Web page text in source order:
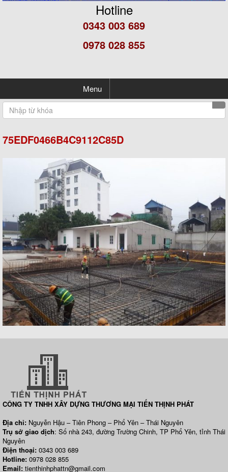
Hotline
0343 003 689
0978 028 855
Menu
75EDF0466B4C9112C85D
CÔNG TY TNHH XÂY DỰNG THƯƠNG MẠI TIẾN THỊNH PHÁT
Địa chỉ: Nguyễn Hậu – Tiên Phong – Phổ Yên – Thái Nguyên
Trụ sở giao dịch: Số nhà 243, đường Trường Chinh, TP Phổ Yên, tỉnh Thái
Nguyên
Điện thoại: 0343 003 689
Hotline: 0978 028 855
Email: tienthinhphattn@gmail.com